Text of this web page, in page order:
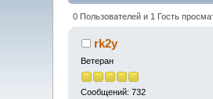
0 Пользователей и 1 Гость
rk2y
Ветеран
Сообщений: 732